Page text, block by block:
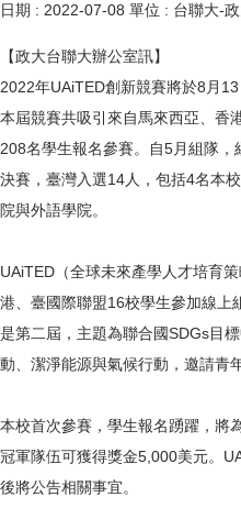
日期 : 2022-07-08 單位 : 台聯大-
【政大台聯大辦公室訊】
2022年UAiTED創新競賽將於8月
本屆競賽共吸引來自馬來西亞、香
208名學生報名參賽。自5月組隊
決賽，臺灣入選14人，包括4名本
院與外語學院。
UAiTED（全球未來產學人才培育
港、臺國際聯盟16校學生參加線上
是第二屆，主題為聯合國SDGs目
動、潔淨能源與氣候行動，邀請青
本校首次參賽，學生報名踴躍，將
冠軍隊伍可獲得獎金5,000美元。
後將公告相關事宜。